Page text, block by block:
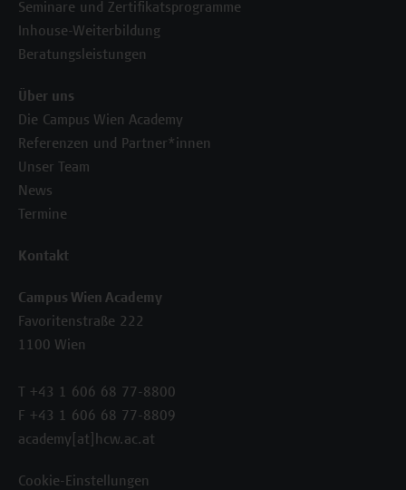
Seminare und Zertifikatsprogramme
Inhouse-Weiterbildung
Beratungsleistungen
Über uns
Die Campus Wien Academy
Referenzen und Partner*innen
Unser Team
News
Termine
Kontakt
Campus Wien Academy
Favoritenstraße 222
1100 Wien
T +43 1 606 68 77-8800
F +43 1 606 68 77-8809
academy[at]hcw.ac.at
Cookie-Einstellungen